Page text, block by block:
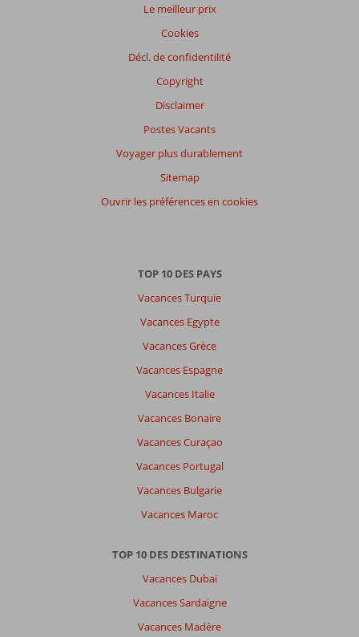
Le meilleur prix
Cookies
Décl. de confidentilité
Copyright
Disclaimer
Postes Vacants
Voyager plus durablement
Sitemap
Ouvrir les préférences en cookies
TOP 10 DES PAYS
Vacances Turquie
Vacances Egypte
Vacances Grèce
Vacances Espagne
Vacances Italie
Vacances Bonaire
Vacances Curaçao
Vacances Portugal
Vacances Bulgarie
Vacances Maroc
TOP 10 DES DESTINATIONS
Vacances Dubaï
Vacances Sardaigne
Vacances Madère